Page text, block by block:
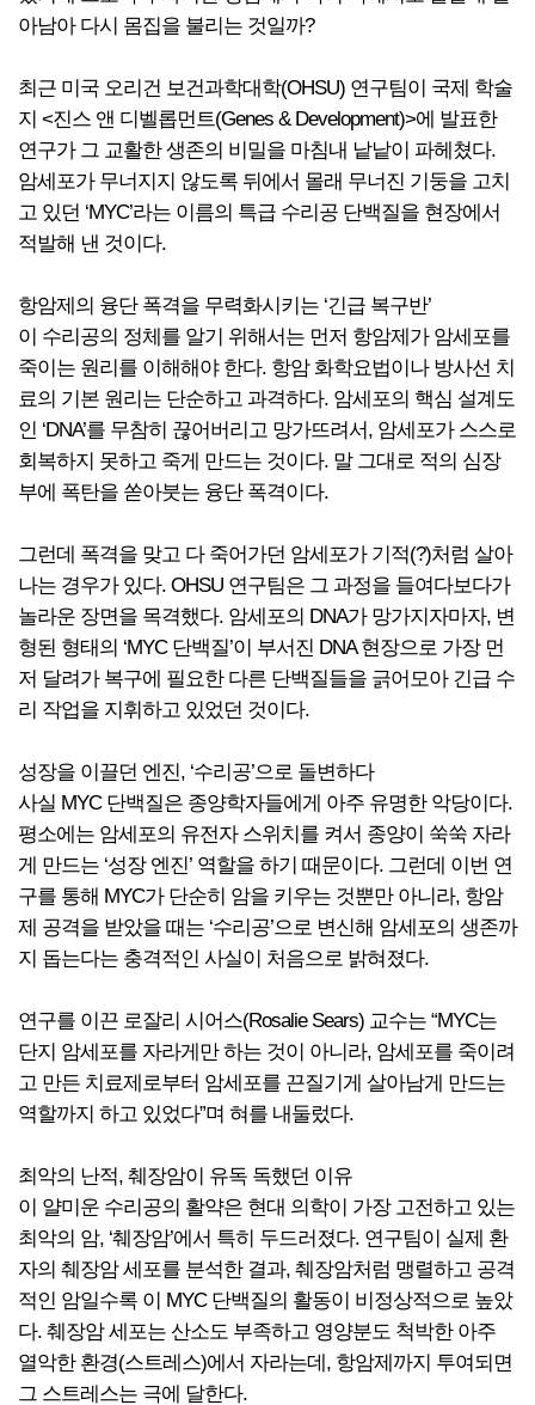
아남아 다시 몸집을 불리는 것일까?
최근 미국 오리건 보건과학대학(OHSU) 연구팀이 국제 학술
지 <진스 앤 디벨롭먼트(Genes & Development)>에 발표한
연구가 그 교활한 생존의 비밀을 마침내 낱낱이 파헤쳤다.
암세포가 무너지지 않도록 뒤에서 몰래 무너진 기둥을 고치
고 있던 ‘MYC’라는 이름의 특급 수리공 단백질을 현장에서
적발해 낸 것이다.
항암제의 융단 폭격을 무력화시키는 ‘긴급 복구반’
이 수리공의 정체를 알기 위해서는 먼저 항암제가 암세포를
죽이는 원리를 이해해야 한다. 항암 화학요법이나 방사선 치
료의 기본 원리는 단순하고 과격하다. 암세포의 핵심 설계도
인 ‘DNA’를 무참히 끊어버리고 망가뜨려서, 암세포가 스스로
회복하지 못하고 죽게 만드는 것이다. 말 그대로 적의 심장
부에 폭탄을 쏟아붓는 융단 폭격이다.
그런데 폭격을 맞고 다 죽어가던 암세포가 기적(?)처럼 살아
나는 경우가 있다. OHSU 연구팀은 그 과정을 들여다보다가
놀라운 장면을 목격했다. 암세포의 DNA가 망가지자마자, 변
형된 형태의 ‘MYC 단백질’이 부서진 DNA 현장으로 가장 먼
저 달려가 복구에 필요한 다른 단백질들을 긁어모아 긴급 수
리 작업을 지휘하고 있었던 것이다.
성장을 이끌던 엔진, ‘수리공’으로 돌변하다
사실 MYC 단백질은 종양학자들에게 아주 유명한 악당이다.
평소에는 암세포의 유전자 스위치를 켜서 종양이 쑥쑥 자라
게 만드는 ‘성장 엔진’ 역할을 하기 때문이다. 그런데 이번 연
구를 통해 MYC가 단순히 암을 키우는 것뿐만 아니라, 항암
제 공격을 받았을 때는 ‘수리공’으로 변신해 암세포의 생존까
지 돕는다는 충격적인 사실이 처음으로 밝혀졌다.
연구를 이끈 로잘리 시어스(Rosalie Sears) 교수는 “MYC는
단지 암세포를 자라게만 하는 것이 아니라, 암세포를 죽이려
고 만든 치료제로부터 암세포를 끈질기게 살아남게 만드는
역할까지 하고 있었다”며 혀를 내둘렀다.
최악의 난적, 췌장암이 유독 독했던 이유
이 얄미운 수리공의 활약은 현대 의학이 가장 고전하고 있는
최악의 암, ‘췌장암’에서 특히 두드러졌다. 연구팀이 실제 환
자의 췌장암 세포를 분석한 결과, 췌장암처럼 맹렬하고 공격
적인 암일수록 이 MYC 단백질의 활동이 비정상적으로 높았
다. 췌장암 세포는 산소도 부족하고 영양분도 척박한 아주
열악한 환경(스트레스)에서 자라는데, 항암제까지 투여되면
그 스트레스는 극에 달한다.